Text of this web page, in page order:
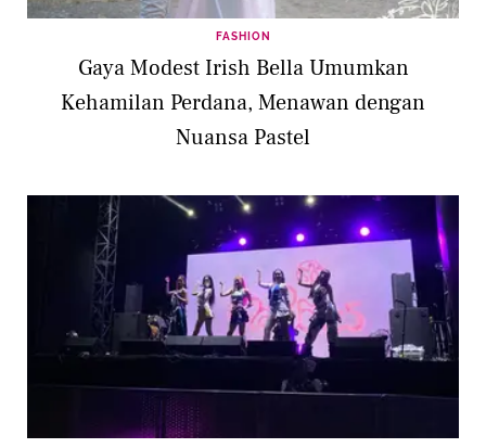
FASHION
Gaya Modest Irish Bella Umumkan
Kehamilan Perdana, Menawan dengan
Nuansa Pastel